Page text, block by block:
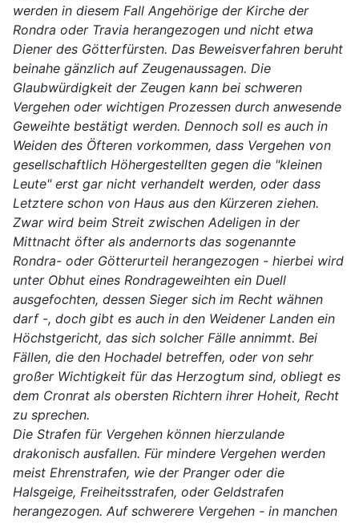
werden in diesem Fall Angehörige der Kirche der
Rondra oder Travia herangezogen und nicht etwa
Diener des Götterfürsten. Das Beweisverfahren beruht
beinahe gänzlich auf Zeugenaussagen. Die
Glaubwürdigkeit der Zeugen kann bei schweren
Vergehen oder wichtigen Prozessen durch anwesende
Geweihte bestätigt werden. Dennoch soll es auch in
Weiden des Öfteren vorkommen, dass Vergehen von
gesellschaftlich Höhergestellten gegen die "kleinen
Leute" erst gar nicht verhandelt werden, oder dass
Letztere schon von Haus aus den Kürzeren ziehen.
Zwar wird beim Streit zwischen Adeligen in der
Mittnacht öfter als andernorts das sogenannte
Rondra- oder Götterurteil herangezogen - hierbei wird
unter Obhut eines Rondrageweihten ein Duell
ausgefochten, dessen Sieger sich im Recht wähnen
darf -, doch gibt es auch in den Weidener Landen ein
Höchstgericht, das sich solcher Fälle annimmt. Bei
Fällen, die den Hochadel betreffen, oder von sehr
großer Wichtigkeit für das Herzogtum sind, obliegt es
dem Cronrat als obersten Richtern ihrer Hoheit, Recht
zu sprechen.
Die Strafen für Vergehen können hierzulande
drakonisch ausfallen. Für mindere Vergehen werden
meist Ehrenstrafen, wie der Pranger oder die
Halsgeige, Freiheitsstrafen, oder Geldstrafen
herangezogen. Auf schwerere Vergehen - in manchen